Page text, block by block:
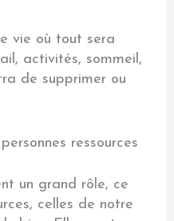
vie où tout sera
activités, sommeil,
de supprimer ou
ressources
un grand rôle, ce
celles de notre